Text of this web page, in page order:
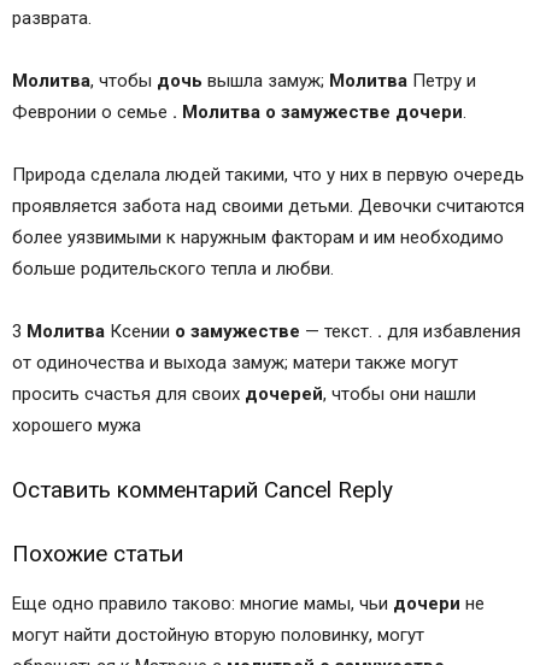
разврата.
Молитва, чтобы дочь вышла замуж; Молитва Петру и
Февронии о семье . Молитва о замужестве дочери.
Природа сделала людей такими, что у них в первую очередь
проявляется забота над своими детьми. Девочки считаются
более уязвимыми к наружным факторам и им необходимо
больше родительского тепла и любви.
3 Молитва Ксении о замужестве — текст. . для избавления
от одиночества и выхода замуж; матери также могут
просить счастья для своих дочерей, чтобы они нашли
хорошего мужа
Оставить комментарий Cancel Reply
Похожие статьи
Еще одно правило таково: многие мамы, чьи дочери не
могут найти достойную вторую половинку, могут